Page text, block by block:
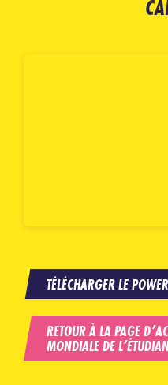
TÉLÉCHARGER LE
RETOUR À LA PAGE
MONDIALE DE